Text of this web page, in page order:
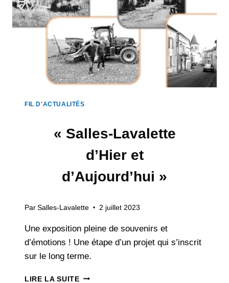
FIL D'ACTUALITÉS
« Salles-Lavalette
d’Hier et
d’Aujourd’hui »
Par Salles-Lavalette 2 juillet 2023
Une exposition pleine de souvenirs et
d’émotions ! Une étape d’un projet qui s’inscrit
sur le long terme.
LIRE LA SUITE« SALLES-